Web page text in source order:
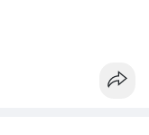
BTC diễn ra dày
4 triệu USD) lúc